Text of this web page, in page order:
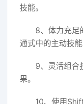
技能。
8、体力充足
通式中的主动技能
9、灵活组合
果。
10、使用